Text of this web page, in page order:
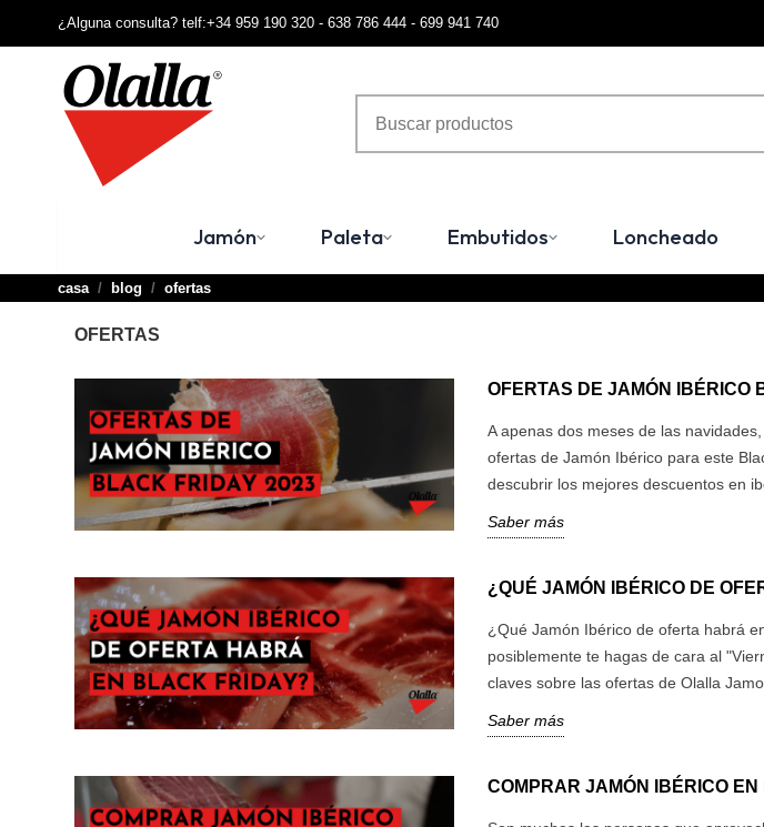
¿Alguna consulta? telf:+34 959 190 320 - 638 786 444 - 699 941 740
Jamón Paleta Embutidos Loncheado
casa blog ofertas
OFERTAS
OFERTAS DE JAMÓN IBÉRICO
A apenas dos meses de las
ofertas de Jamón Ibérico para este
descubrir los mejores descuentos en
Saber más
¿QUÉ JAMÓN IBÉRICO DE
¿Qué Jamón Ibérico de oferta habrá
posiblemente te hagas de cara al
claves sobre las ofertas de Olalla
Saber más
COMPRAR JAMÓN IBÉRICO